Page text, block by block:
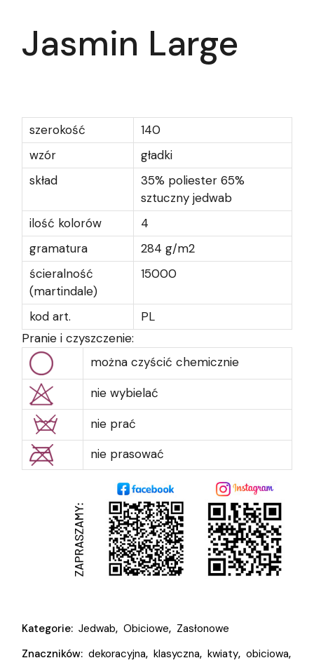
Jasmin Large
szerokość
140
wzór
gładki
skład
35% poliester 65%
sztuczny jedwab
ilość kolorów
4
gramatura
284 g/m2
ścieralność
(martindale)
15000
kod art.
PL
Pranie i czyszczenie:
można czyścić chemicznie
nie wybielać
nie prać
nie prasować
Kategorie: Jedwab, Obiciowe, Zasłonowe
Znaczników: dekoracyjna, klasyczna, kwiaty, obiciowa,